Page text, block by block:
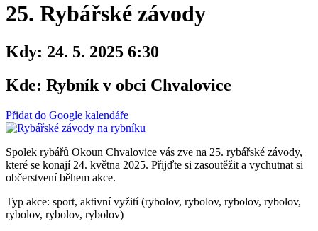
25. Rybářské závody
Kdy: 24. 5. 2025 6:30
Kde: Rybník v obci Chvalovice
Přidat do Google kalendáře
Spolek rybářů Okoun Chvalovice vás zve na 25. rybářské závody,
které se konají 24. května 2025. Přijďte si zasoutěžit a vychutnat si
občerstvení během akce.
Typ akce: sport, aktivní vyžití (rybolov, rybolov, rybolov, rybolov,
rybolov, rybolov, rybolov)